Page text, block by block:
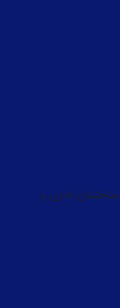
بانک ملت،ساختمان اداری و